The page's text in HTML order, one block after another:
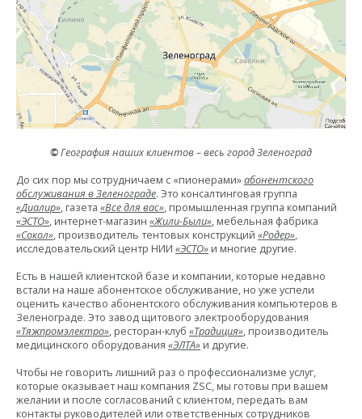
©География наших клиентов– весь город Зеленоград
До сих пор мы сотрудничаем с «пионерами»абонентского
обслуживания в Зеленограде. Это консалтинговая группа
«Диалир», газета «Все для вас», промышленная группа компаний
«ЭСТО», интернет-магазин «Жили-Были», мебельная фабрика
«Сокол», производитель тентовых конструкций «Родер»,
исследовательский центр НИИ «ЭСТО» и многие другие.
Есть в нашей клиентской базе и компании, которые недавно
встали на наше абонентское обслуживание, но уже успели
оценить качество абонентского обслуживания компьютеров в
Зеленограде. Это завод щитового электрооборудования
«Тяжпромэлектро», ресторан-клуб «Традиция», производитель
медицинского оборудования «ЭЛТА» и другие.
Чтобы не говорить лишний раз о профессионализме услуг,
которые оказывает наш компания ZSC, мы готовы при вашем
желании и после согласований с клиентом, передать вам
контакты руководителей или ответственных сотрудников